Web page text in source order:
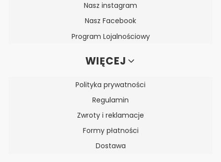
Nasz instagram
Nasz Facebook
Program Lojalnościowy
WIĘCEJ
Polityka prywatności
Regulamin
Zwroty i reklamacje
Formy płatności
Dostawa